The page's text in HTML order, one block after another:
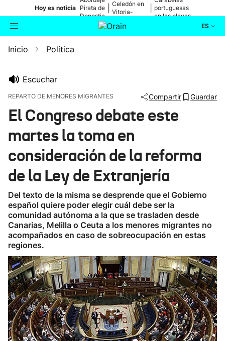
Hoy es noticia Pirata de
Donostia
Celedón en
Vitoria-
portuguesas
en las playas
ES
Buscador
Ikusmiran
Eguraldia
Inicio Política
Escuchar
REPARTO DE MENORES MIGRANTES Compartir Guardar
El Congreso debate este
martes la toma en
consideración de la reforma
de la Ley de Extranjería
Del texto de la misma se desprende que el Gobierno
español quiere poder elegir cuál debe ser la
comunidad autónoma a la que se trasladen desde
Canarias, Melilla o Ceuta a los menores migrantes no
acompañados en caso de sobreocupación en estas
regiones.